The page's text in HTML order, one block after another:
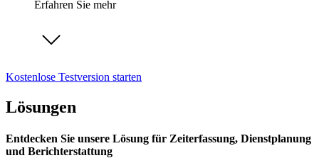
Erfahren Sie mehr
Kostenlose Testversion starten
Lösungen
Entdecken Sie unsere Lösung für Zeiterfassung, Dienstplanung
und Berichterstattung